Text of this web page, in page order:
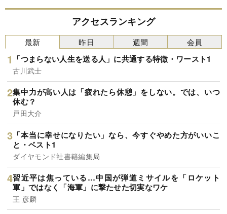
社長に就任した細谷佳津年氏は、経営戦略を大き
く転換し上場維持基準の時価総額40億円達成を目
指す。その期限は、26年8月。就任から期限まで
約1000日のカウントダウンが始まった。一方、水
面下では同社の経営権奪取を狙い、複数の投資家
がひそかに株式を買い進めていた――。紙の地域
メディアは経営を立て直し、上場を守り抜けるの
か。地域新聞社の1000日に密着する。
アクセスランキング
最新
「つまらない人生を送る人」に共通する特徴・ワースト1
古川武士
集中力が高い人は「疲れたら休憩」をしない。では、いつ
休む？
戸田大介
「本当に幸せになりたい」なら、今すぐやめた方がいいこ
と・ベスト1
ダイヤモンド社書籍編集局
習近平は焦っている…中国が弾道ミサイルを「ロケット
軍」ではなく「海軍」に撃たせた切実なワケ
王 彦麟
昨日 週間 会員